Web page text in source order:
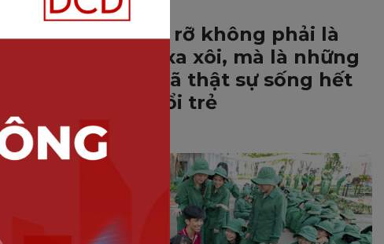
Cuộc đời rực rỡ không phải là
những điều xa xôi, mà là những
ngày mình đã thật sự sống hết
mình của tuổi trẻ